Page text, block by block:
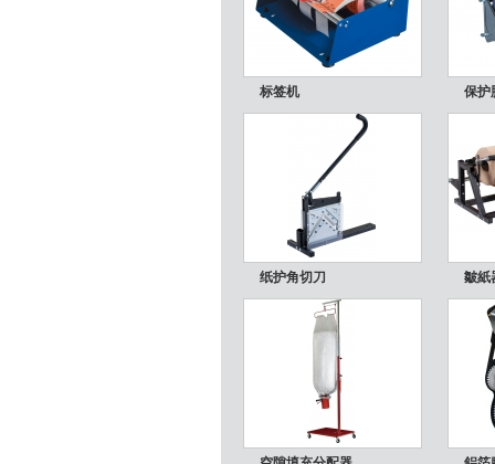
标签机 保护
纸护角切刀 皺紙